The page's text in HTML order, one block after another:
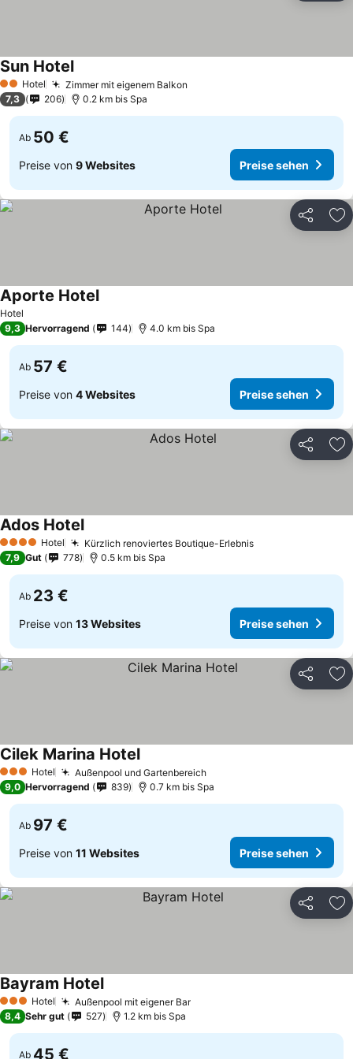
2 Sterne
Hotel Zimmer mit eigenem Balkon
Sun Hotel
7,3 206 0.2 km bis Spa
Ab 50 €
Preise von 9 Websites Preise sehen
Teilen
Hotel
Aporte Hotel
9,3 Hervorragend 144 4.0 km bis Spa
Ab 57 €
Preise von 4 Websites Preise sehen
Teilen
4 Sterne Hotel Kürzlich renoviertes Boutique-Erlebnis
Ados Hotel
7,9 Gut 778 0.5 km bis Spa
Ab 23 €
Preise von 13 Websites Preise sehen
Teilen
3 SterneHotel Außenpool und Gartenbereich
Cilek Marina Hotel
9,0 Hervorragend 839 0.7 km bis Spa
Ab 97 €
Preise von 11 Websites Preise sehen
Teilen
3 SterneHotel Außenpool mit eigener Bar
Bayram Hotel
8,4 Sehr gut 527 1.2 km bis Spa
Ab 45 €